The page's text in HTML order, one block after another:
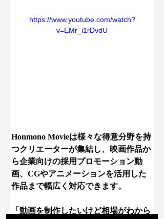
https://www.youtube.com/watch?
v=EMr_i1rDvdU
Honmono Movieは様々な得意分野を持
つクリエーターが集結し、映画作品か
ら企業向けの採用プロモーション動
画、CGやアニメーションを活用した
作品まで幅広く対応できます。
「動画を制作したいけど相場がわから